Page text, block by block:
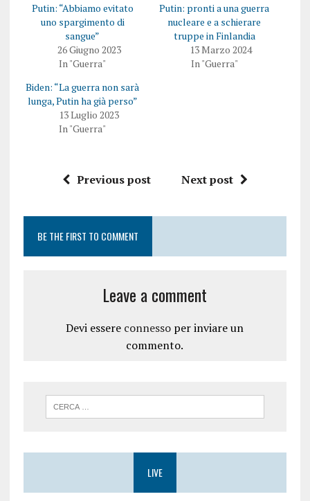
Putin: “Abbiamo evitato
uno spargimento di
sangue”
26 Giugno 2023
In "Guerra"
Putin: pronti a una guerra
nucleare e a schierare
truppe in Finlandia
13 Marzo 2024
In "Guerra"
Biden: “La guerra non sarà
lunga, Putin ha già perso”
13 Luglio 2023
In "Guerra"
Previous post Next post
BE THE FIRST TO COMMENT
Leave a comment
Devi essere connesso per inviare un
commento.
LIVE